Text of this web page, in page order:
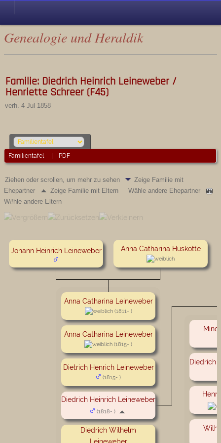
Genealogie und Heraldik
Familie: Diedrich Heinrich Leineweber /
Henriette Schreer (F45)
verh. 4 Jul 1858
Familientafel PDF
Ziehen oder scrollen, um mehr zu sehen
Zeige Familie mit
Ehepartner
Zeige Familie mit Eltern
Wähle andere Ehepartner
W#hle andere Eltern
Johann Heinrich Leineweber Anna Catharina Huskotte
Anna Catharina Leineweber
(1811- )
Anna Catharina Leineweber
(1815- )
Dietrich Henrich Leineweber
(1815- )
Diedrich Wilhelm
Leineweber
Diedrich Heinrich Leineweber
(1818- )
Diedrich